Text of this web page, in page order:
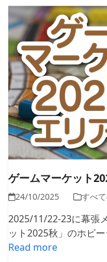
ゲームマーケット
24/10/2025 すべ
2025/11/22-23に幕張
ット2025秋」のホビー
Read more